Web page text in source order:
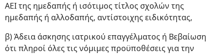
ΑΕΙ της ημεδαπής ή ισότιμος τίτλος σχολών της
ημεδαπής ή αλλοδαπής, αντίστοιχης ειδικότητας,
β) Άδεια άσκησης ιατρικού επαγγέλματος ή Βεβαίωση
ότι πληροί όλες τις νόμιμες προϋποθέσεις για την